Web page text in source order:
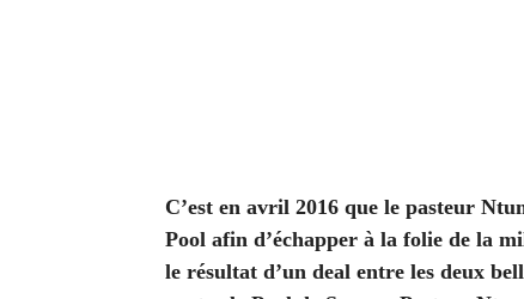
C’est en avril 2016 que le pasteur
Pool afin d’échapper à la folie de la
le résultat d’un deal entre les deux